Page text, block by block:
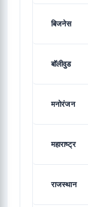
बिजनेस
बॉलीवुड
मनोरंजन
महाराष्ट्र
राजस्थान